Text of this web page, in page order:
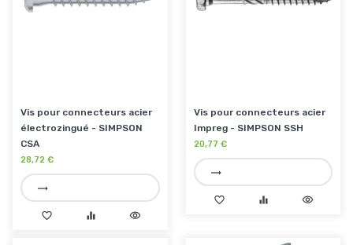
Vis pour connecteurs acier
électrozingué - SIMPSON
CSA
28,72 €
trending_flat
favorite_border equalizer visibility
Vis pour connecteurs acier
Impreg - SIMPSON SSH
20,77 €
trending_flat
favorite_border equalizer visibility